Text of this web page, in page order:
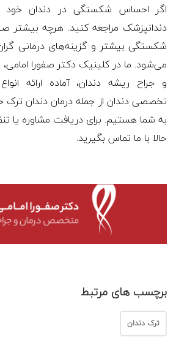
اگر احساس شکستگی در دندان خود
دندانپزشک مراجعه کنید. هرچه بیشتر
شکستگی بیشتر و گزینه‌های درمانی
می‌شود. ما در کلینیک دکتر صفورا
و جراح ریشه دندان، آماده ارائه
تخصصی دندان از جمله درمان دندان
به شما هستیم. برای دریافت مشاوره یا
حالا با ما تماس بگیرید.
برچسب های مرتبط
ترک دندان